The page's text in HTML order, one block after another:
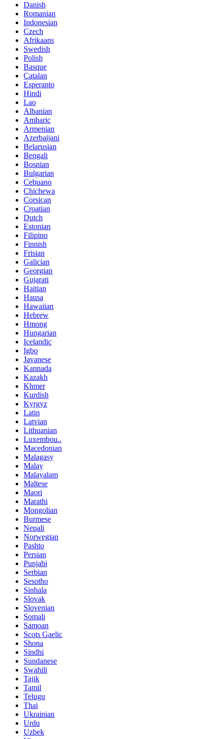
Danish
Romanian
Indonesian
Czech
Afrikaans
Swedish
Polish
Basque
Catalan
Esperanto
Hindi
Lao
Albanian
Amharic
Armenian
Azerbaijani
Belarusian
Bengali
Bosnian
Bulgarian
Cebuano
Chichewa
Corsican
Croatian
Dutch
Estonian
Filipino
Finnish
Frisian
Galician
Georgian
Gujarati
Haitian
Hausa
Hawaiian
Hebrew
Hmong
Hungarian
Icelandic
Igbo
Javanese
Kannada
Kazakh
Khmer
Kurdish
Kyrgyz
Latin
Latvian
Lithuanian
Luxembou..
Macedonian
Malagasy
Malay
Malayalam
Maltese
Maori
Marathi
Mongolian
Burmese
Nepali
Norwegian
Pashto
Persian
Punjabi
Serbian
Sesotho
Sinhala
Slovak
Slovenian
Somali
Samoan
Scots Gaelic
Shona
Sindhi
Sundanese
Swahili
Tajik
Tamil
Telugu
Thai
Ukrainian
Urdu
Uzbek